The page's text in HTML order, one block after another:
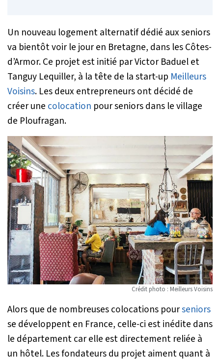
Un nouveau logement alternatif dédié aux seniors
va bientôt voir le jour en Bretagne, dans les Côtes-
d’Armor. Ce projet est initié par Victor Baduel et
Tanguy Lequiller, à la tête de la start-up Meilleurs
Voisins. Les deux entrepreneurs ont décidé de
créer une colocation pour seniors dans le village
de Ploufragan.
Crédit photo : Meilleurs Voisins
Alors que de nombreuses colocations pourseniors
se développent en France, celle-ci est inédite dans
le département car elle est directement reliée à
un hôtel. Les fondateurs du projet aiment quant à